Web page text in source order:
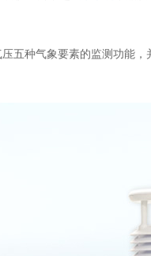
五种气象要素的监测功能